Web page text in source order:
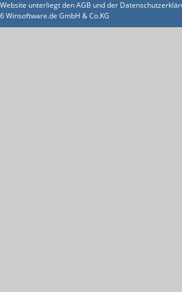
unterliegt den AGB und der
Winsoftware.de GmbH & Co.KG